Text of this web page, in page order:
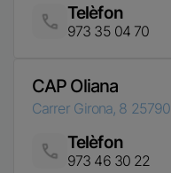
ImatgeTelèfon
973 35 04 70
CAP Oliana
Carrer Girona, 8 25790
ImatgeTelèfon
973 46 30 22